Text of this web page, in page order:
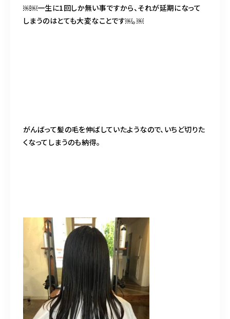
￼￼一生に1回しか無い事ですから、それが延期になって
しまうのはとても大変なことです￼。￼
がんばって髪の毛を伸ばしていたようなので、いちど切りた
くなってしまうのも納得。